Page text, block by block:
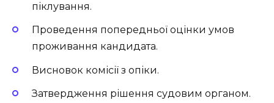
піклування.
Проведення попередньої оцінки умов
проживання кандидата.
Висновок комісії з опіки.
Затвердження рішення судовим органом.